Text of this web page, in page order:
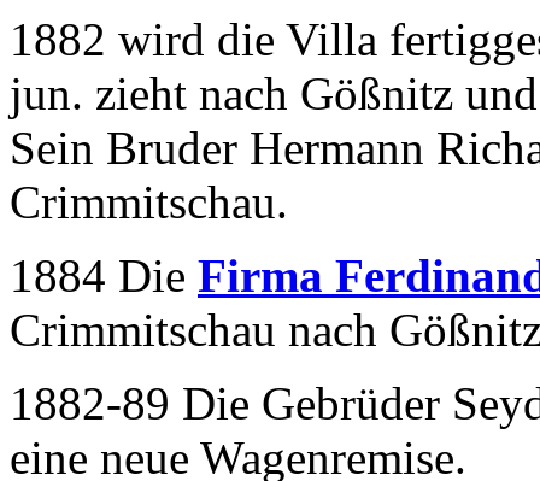
1882 wird die Villa
jun. zieht nach Gößnitz
Sein Bruder Hermann
Crimmitschau.
1884 Die Firma
Crimmitschau nach
1882-89 Die Gebrüder
eine neue Wagenremise.